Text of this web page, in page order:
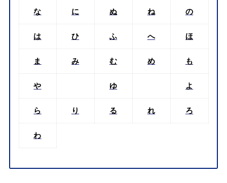
な に ぬ ね の
は ひ ふ へ ほ
ま み む め も
や ゆ よ
ら り る れ ろ
わ